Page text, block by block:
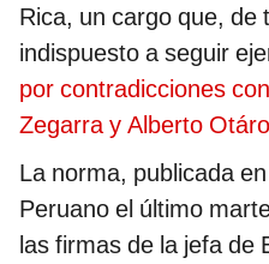
Rica, un cargo que,
indispuesto a seguir
por contradicciones
Zegarra y Alberto
La norma, publicada
Peruano el último
las firmas de la jefa de